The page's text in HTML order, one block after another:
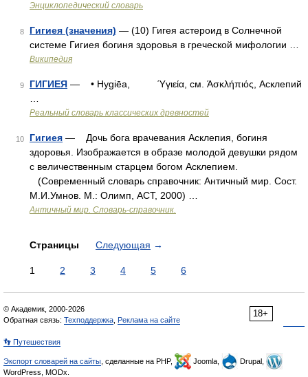
Энциклопедический словарь
8 Гигиея (значения) — (10) Гигея астероид в Солнечной
системе Гигиея богиня здоровья в греческой мифологии …
Википедия
9 ГИГИЕЯ — • Hygiēa, Ύγιεία, см. Άσκλήπιός, Асклепий
Реальный словарь классических древностей
10 Гигиея — Дочь бога врачевания Асклепия, богиня
здоровья. Изображается в образе молодой девушки рядом
с величественным старцем богом Асклепием.
(Современный словарь справочник: Античный мир. Cост.
М.И.Умнов. М.: Олимп, АСТ, 2000) …
Античный мир. Словарь-справочник.
Страницы Следующая →
1 2 3 4 5 6
18+
© Академик, 2000-2026
Обратная связь: Техподдержка Реклама на сайте
👣 Путешествия
Экспорт словарей на сайты , сделанные на PHP, Joomla,
Drupal,
WordPress, MODx.